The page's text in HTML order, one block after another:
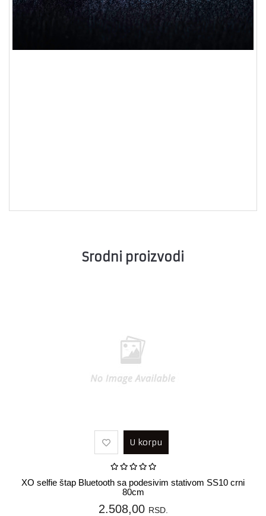
Srodni proizvodi
U korpu
XO selfie štap Bluetooth sa podesivim stativom SS10 crni
80cm
2.508,00 RSD.